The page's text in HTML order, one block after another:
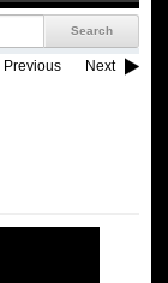
Previous Next